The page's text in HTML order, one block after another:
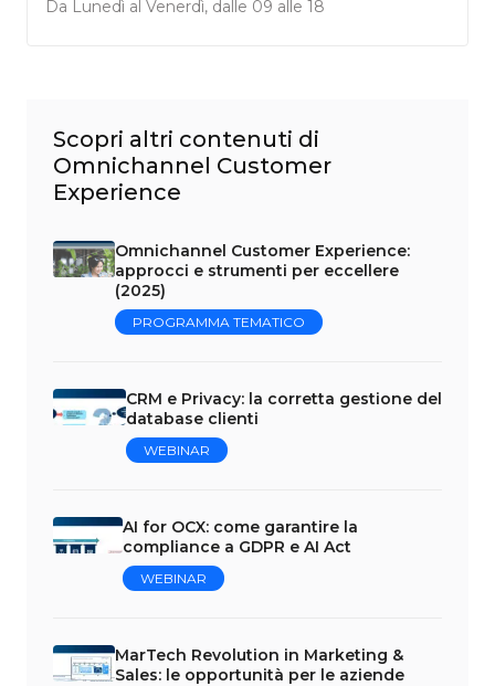
Da Lunedì al Venerdì, dalle 09 alle 18
Scopri altri contenuti di
Omnichannel Customer
Experience
Omnichannel Customer Experience:
approcci e strumenti per eccellere
(2025)
PROGRAMMA TEMATICO
CRM e Privacy: la corretta gestione del
database clienti
WEBINAR
AI for OCX: come garantire la
compliance a GDPR e AI Act
WEBINAR
MarTech Revolution in Marketing &
Sales: le opportunità per le aziende